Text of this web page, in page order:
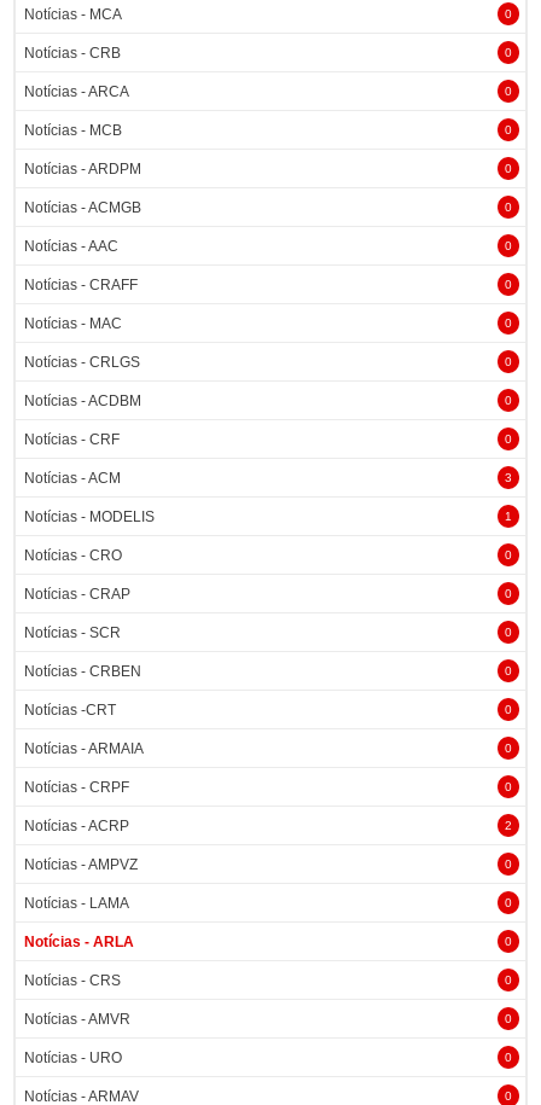
Notícias - MCA 0
Notícias - CRB 0
Notícias - ARCA 0
Notícias - MCB 0
Notícias - ARDPM 0
Notícias - ACMGB 0
Notícias - AAC 0
Notícias - CRAFF 0
Notícias - MAC 0
Notícias - CRLGS 0
Notícias - ACDBM 0
Notícias - CRF 0
Notícias - ACM 3
Notícias - MODELIS 1
Notícias - CRO 0
Notícias - CRAP 0
Notícias - SCR 0
Notícias - CRBEN 0
Notícias -CRT 0
Notícias - ARMAIA 0
Notícias - CRPF 0
Notícias - ACRP 2
Notícias - AMPVZ 0
Notícias - LAMA 0
Notícias - ARLA 0
Notícias - CRS 0
Notícias - AMVR 0
Notícias - URO 0
Notícias - ARMAV 0